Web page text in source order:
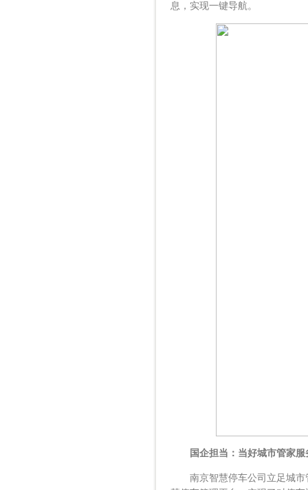
息，实现一键导航。
国企担当：当好城市管家服
南京智慧停车公司立足城市